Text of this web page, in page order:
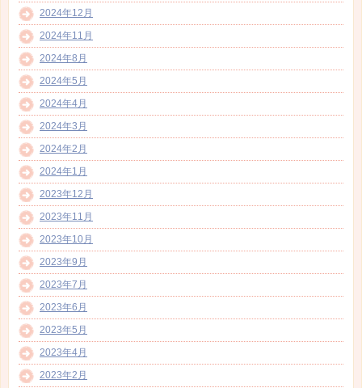
2024年12月
2024年11月
2024年8月
2024年5月
2024年4月
2024年3月
2024年2月
2024年1月
2023年12月
2023年11月
2023年10月
2023年9月
2023年7月
2023年6月
2023年5月
2023年4月
2023年2月